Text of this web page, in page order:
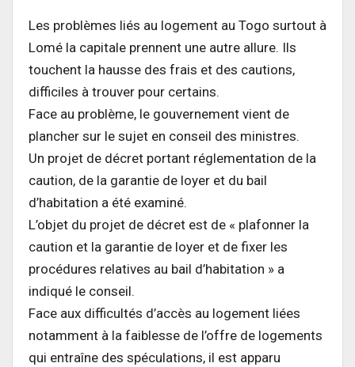
Les problèmes liés au logement au Togo surtout à
Lomé la capitale prennent une autre allure. Ils
touchent la hausse des frais et des cautions,
difficiles à trouver pour certains.
Face au problème, le gouvernement vient de
plancher sur le sujet en conseil des ministres.
Un projet de décret portant réglementation de la
caution, de la garantie de loyer et du bail
d’habitation a été examiné.
L’objet du projet de décret est de « plafonner la
caution et la garantie de loyer et de fixer les
procédures relatives au bail d’habitation » a
indiqué le conseil.
Face aux difficultés d’accès au logement liées
notamment à la faiblesse de l’offre de logements
qui entraîne des spéculations, il est apparu